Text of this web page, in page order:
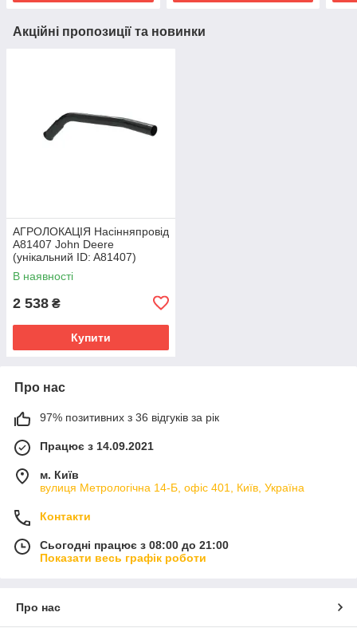
Акційні пропозиції та новинки
АГРОЛОКАЦІЯ Насінняпровід
A81407 John Deere
(унікальний ID: A81407)
В наявності
2 538 ₴
Купити
Про нас
97% позитивних з 36 відгуків за рік
Працює з 14.09.2021
м. Київ
вулиця Метрологічна 14-Б, офіс 401, Київ, Україна
Контакти
Сьогодні працює з 08:00 до 21:00
Показати весь графік роботи
Про нас